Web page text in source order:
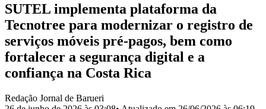
Selecione sua região Para notícias da sua região
AldeiaAldeia da SerraAldeia de BarueriAlphavilleBairro
Jubran Belval BethavilleBoa
VistaCalifórniaCarapicuíbaCentroChácaras MarcoCidades da
RegiãoCotiaCruz PretaEngenho NovoFazenda
MilitarItapeviJandira Jardim AudirJardim Belval
EsperançaJardim GrazielaJardim Iracema
SUTEL implementa plataforma da
Tecnotree para modernizar o registro de
serviços móveis pré-pagos, bem como
fortalecer a segurança digital e a
confiança na Costa Rica
Redação Jornal de Barueri